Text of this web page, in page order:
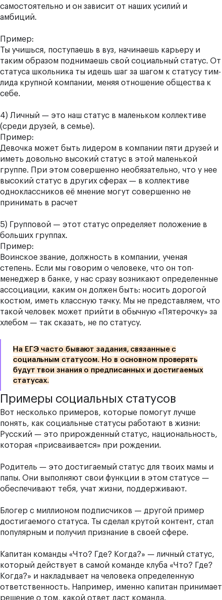
самостоятельно и он зависит от наших усилий и
амбиций.
Пример:
Ты учишься, поступаешь в вуз, начинаешь карьеру и
таким образом поднимаешь свой социальный статус. От
статуса школьника ты идешь шаг за шагом к статусу тим-
лида крупной компании, меняя отношение общества к
себе.
4) Личный — это наш статус в маленьком коллективе
(среди друзей, в семье).
Пример:
Девочка может быть лидером в компании пяти друзей и
иметь довольно высокий статус в этой маленькой
группе. При этом совершенно необязательно, что у нее
высокий статус в других сферах — в коллективе
одноклассников её мнение могут совершенно не
принимать в расчет
5) Групповой — этот статус определяет положение в
больших группах.
Пример:
Воинское звание, должность в компании, ученая
степень. Если мы говорим о человеке, что он топ-
менеджер в банке, у нас сразу возникают определенные
ассоциации, каким он должен быть: носить дорогой
костюм, иметь классную тачку. Мы не представляем, что
такой человек может прийти в обычную «Пятерочку» за
хлебом — так сказать, не по статусу.
На ЕГЭ часто бывают задания, связанные с
социальным статусом. Но в основном проверять
будут твои знания о предписанных и достигаемых
статусах.
Примеры социальных статусов
Вот несколько примеров, которые помогут лучше
понять, как социальные статусы работают в жизни:
Русский — это прирожденный статус, национальность,
которая «присваивается» при рождении.
Родитель — это достигаемый статус для твоих мамы и
папы. Они выполняют свои функции в этом статусе —
обеспечивают тебя, учат жизни, поддерживают.
Блогер с миллионом подписчиков — другой пример
достигаемого статуса. Ты сделал крутой контент, стал
популярным и получил признание в своей сфере.
Капитан команды «Что? Где? Когда?» — личный статус,
который действует в самой команде клуба «Что? Где?
Когда?» и накладывает на человека определенную
ответственность. Например, именно капитан принимает
решение о том, какой ответ даст команда.